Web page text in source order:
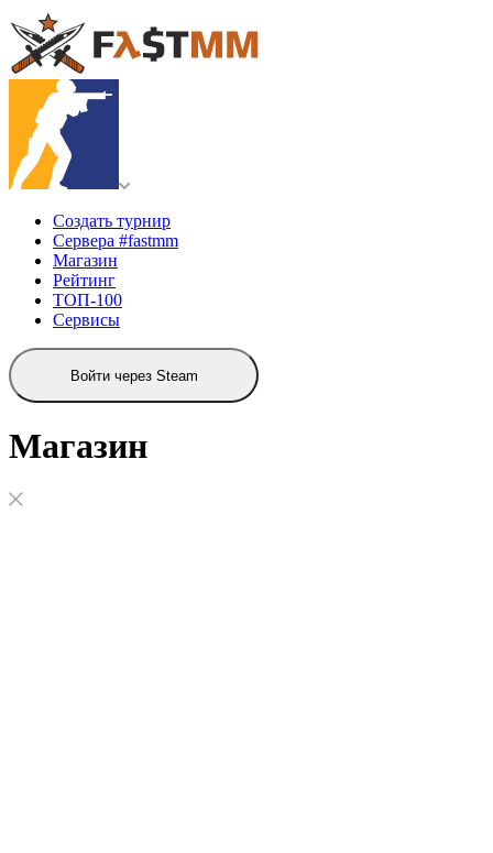
Создать турнир
Сервера #fastmm
Магазин
Рейтинг
ТОП-100
Сервисы
Войти через Steam
Магазин